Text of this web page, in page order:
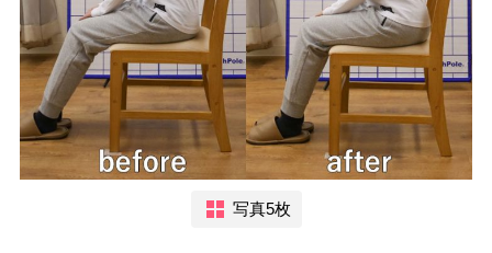
写真5枚